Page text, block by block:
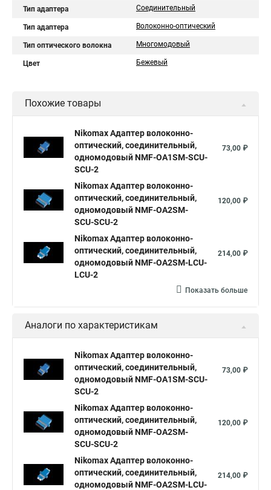
Тип адаптера Соединительный
Тип адаптера Волоконно-оптический
Тип оптического волокна Многомодовый
Цвет Бежевый
Похожие товары
Nikomax Адаптер волоконно-
оптический, соединительный,
одномодовый NMF-OA1SM-SCU-
SCU-2
73,00 ₽
Nikomax Адаптер волоконно-
оптический, соединительный,
одномодовый NMF-OA2SM-
SCU-SCU-2
120,00 ₽
Nikomax Адаптер волоконно-
оптический, соединительный,
одномодовый NMF-OA2SM-LCU-
LCU-2
214,00 ₽
Показать больше
Аналоги по характеристикам
Nikomax Адаптер волоконно-
оптический, соединительный,
одномодовый NMF-OA1SM-SCU-
SCU-2
73,00 ₽
Nikomax Адаптер волоконно-
оптический, соединительный,
одномодовый NMF-OA2SM-
SCU-SCU-2
120,00 ₽
Nikomax Адаптер волоконно-
оптический, соединительный,
одномодовый NMF-OA2SM-LCU-
214,00 ₽